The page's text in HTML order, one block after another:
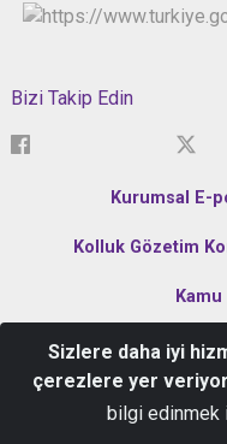
Bizi Takip Edin
Kurumsal E-
Kolluk Gözetim
Karşıyaka Mahallesi
Telefon: +90 452 223
Sizlere daha iyi
çerezlere yer
bilgi edinmek